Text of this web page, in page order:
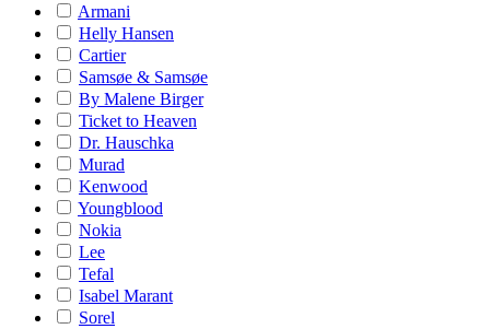
Armani
Helly Hansen
Cartier
Samsøe & Samsøe
By Malene Birger
Ticket to Heaven
Dr. Hauschka
Murad
Kenwood
Youngblood
Nokia
Lee
Tefal
Isabel Marant
Sorel